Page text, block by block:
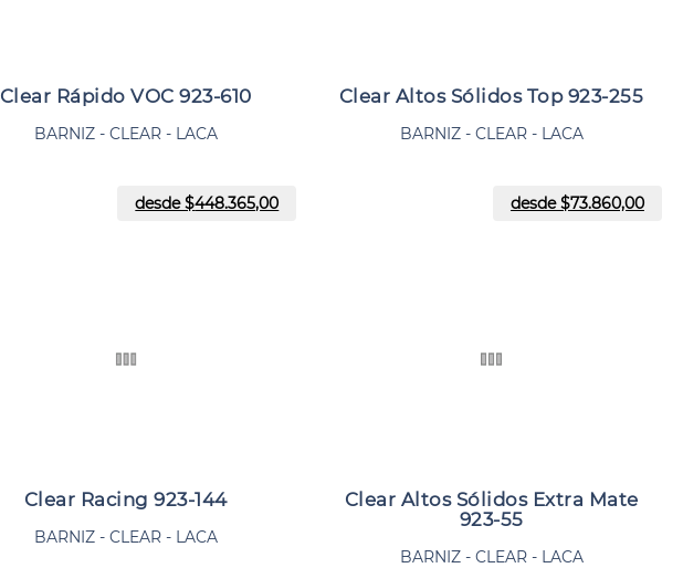
Clear Rápido VOC 923-610
BARNIZ - CLEAR - LACA
desde $448.365,00
Clear Altos Sólidos Top 923-255
BARNIZ - CLEAR - LACA
desde $73.860,00
Clear Racing 923-144
BARNIZ - CLEAR - LACA
Clear Altos Sólidos Extra Mate
923-55
BARNIZ - CLEAR - LACA